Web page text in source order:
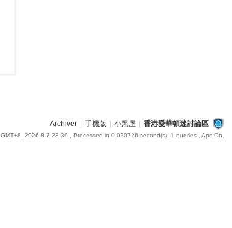
Archiver 手機版 小黑屋 香港愛華頓迷討論區
GMT+8, 2026-8-7 23:39 , Processed in 0.020726 second(s), 1 queries , Apc On.